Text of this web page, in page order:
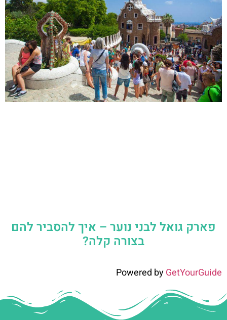
פארק גואל לבני נוער – איך להסביר להם
בצורה קלה?
Powered byGetYourGuide